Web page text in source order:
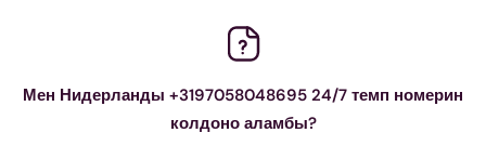
Мен Нидерланды +3197058048695 24/7 темп номерин
колдоно аламбы?